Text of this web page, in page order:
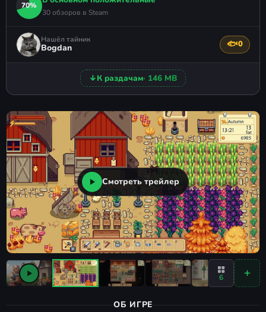
70%
30 обзоров в Steam
Нашёл тайник
Bogdan 🐟0
↓К раздачам· 146 MB
Смотреть трейлер
6
ОБ ИГРЕ